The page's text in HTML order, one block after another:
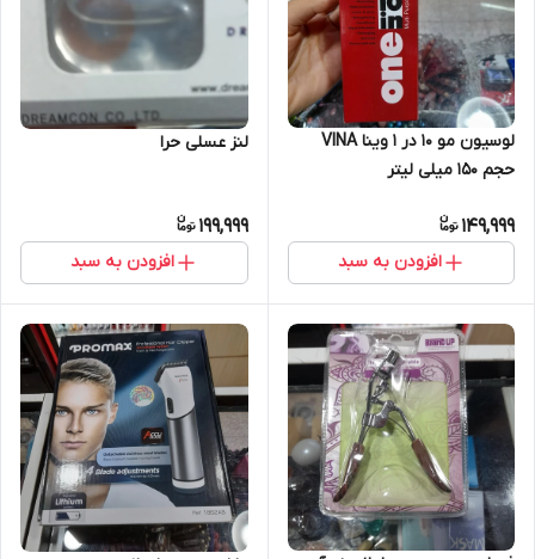
لوسیون مو 10 در 1 وینا VINA
حجم 150 میلی لیتر
149,999
افزودن به سبد
لنز عسلی حرا
199,999
افزودن به سبد